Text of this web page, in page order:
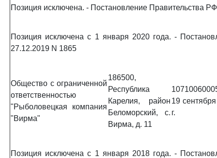
Позиция исключена. - Постановление Правительства
Позиция исключена с 1 января 2020 года. -
27.12.2019 N 1865
Общество с ограниченной
ответственностью
"Рыболовецкая компания
"Вирма"
186500,
Республика
Карелия, район
Беломорский, с.
Вирма, д. 11
19
г.
Позиция исключена с 1 января 2018 года. -